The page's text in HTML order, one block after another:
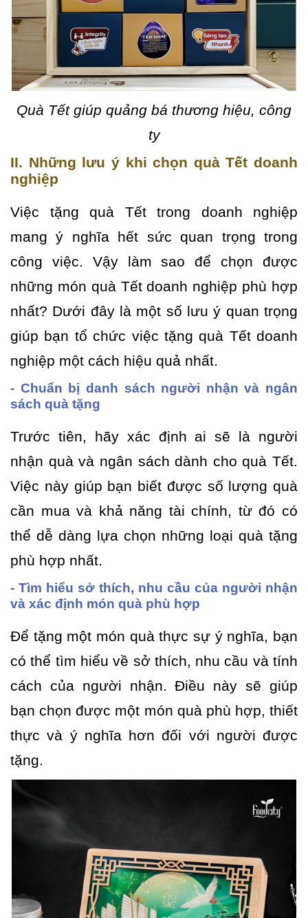
Quà Tết giúp quảng bá thương hiệu, công
ty
II. Những lưu ý khi chọn quà Tết doanh
nghiệp
Việc tặng quà Tết trong doanh nghiệp
mang ý nghĩa hết sức quan trọng trong
công việc. Vậy làm sao để chọn được
những món quà Tết doanh nghiệp phù hợp
nhất? Dưới đây là một số lưu ý quan trọng
giúp bạn tổ chức việc tặng quà Tết doanh
nghiệp một cách hiệu quả nhất.
- Chuẩn bị danh sách người nhận và ngân
sách quà tặng
Trước tiên, hãy xác định ai sẽ là người
nhận quà và ngân sách dành cho quà Tết.
Việc này giúp bạn biết được số lượng quà
cần mua và khả năng tài chính, từ đó có
thể dễ dàng lựa chọn những loại quà tặng
phù hợp nhất.
- Tìm hiểu sở thích, nhu cầu của người nhận
và xác định món quà phù hợp
Để tặng một món quà thực sự ý nghĩa, bạn
có thể tìm hiểu về sở thích, nhu cầu và tính
cách của người nhận. Điều này sẽ giúp
bạn chọn được một món quà phù hợp, thiết
thực và ý nghĩa hơn đối với người được
tặng.